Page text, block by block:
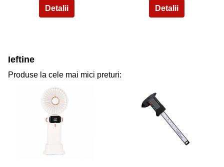
Ieftine
Produse la cele mai mici preturi:
31 32